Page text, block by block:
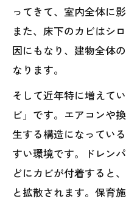
ってきて、室内全体に
また、床下のカビはシ
因にもなり、建物全体
なります。
そして近年特に増えて
ビ」です。エアコンや
生する構造になってい
すい環境です。ドレン
どにカビが付着すると
と拡散されます。保育